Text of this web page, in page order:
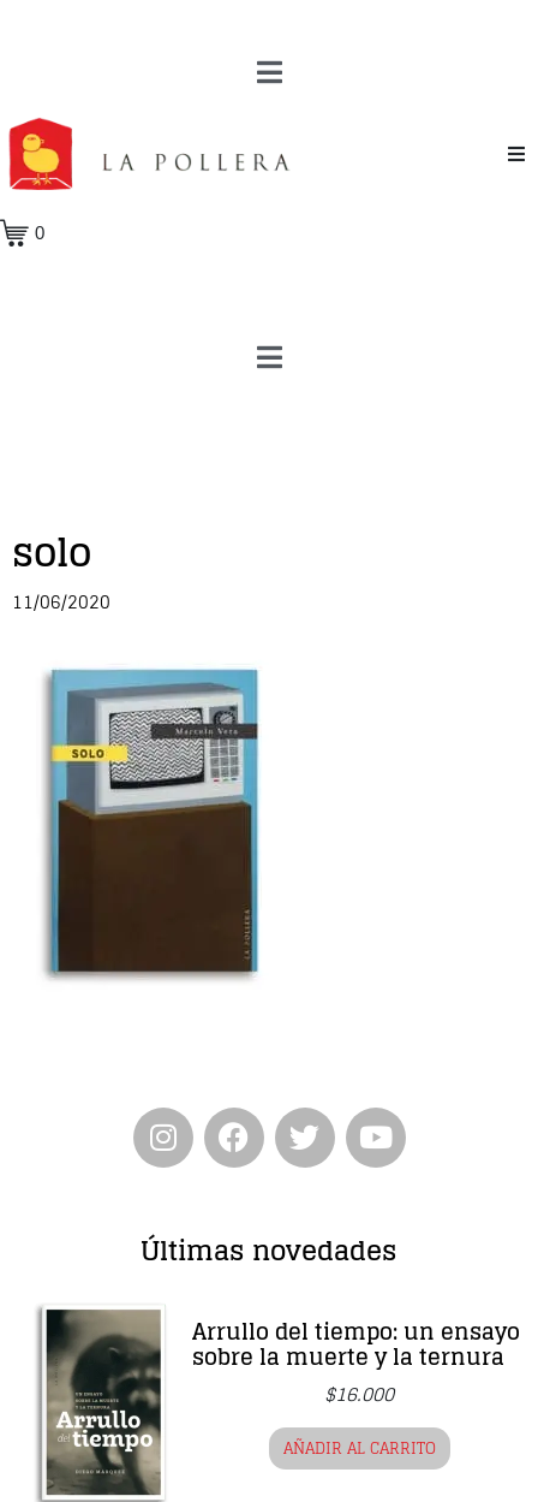
0
solo
11/06/2020
Últimas novedades
Arrullo del tiempo: un ensayo
sobre la muerte y la ternura
$16.000
AÑADIR AL CARRITO